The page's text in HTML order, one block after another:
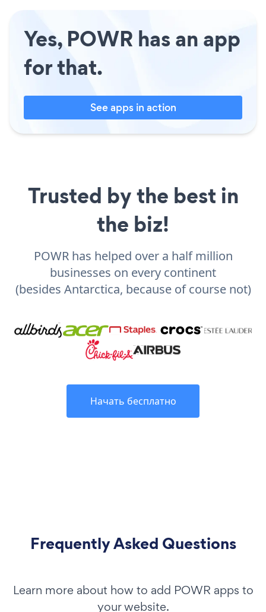
Yes, POWR has an app
for that.
See apps in action
Trusted by the best in
the biz!
POWR has helped over a half million
businesses on every continent
(besides Antarctica, because of course not)
Начать бесплатно
Frequently Asked Questions
Learn more about how to add POWR apps to
your website.